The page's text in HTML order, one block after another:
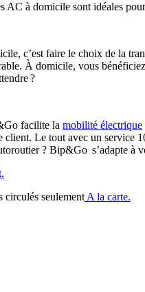
AC à domicile sont idéales
c’est faire le choix de la
À domicile, vous
?
facilite la mobilité électrique
client. Le tout avec un service
? Bip&Go s’adapte à
circulés seulement A la carte.